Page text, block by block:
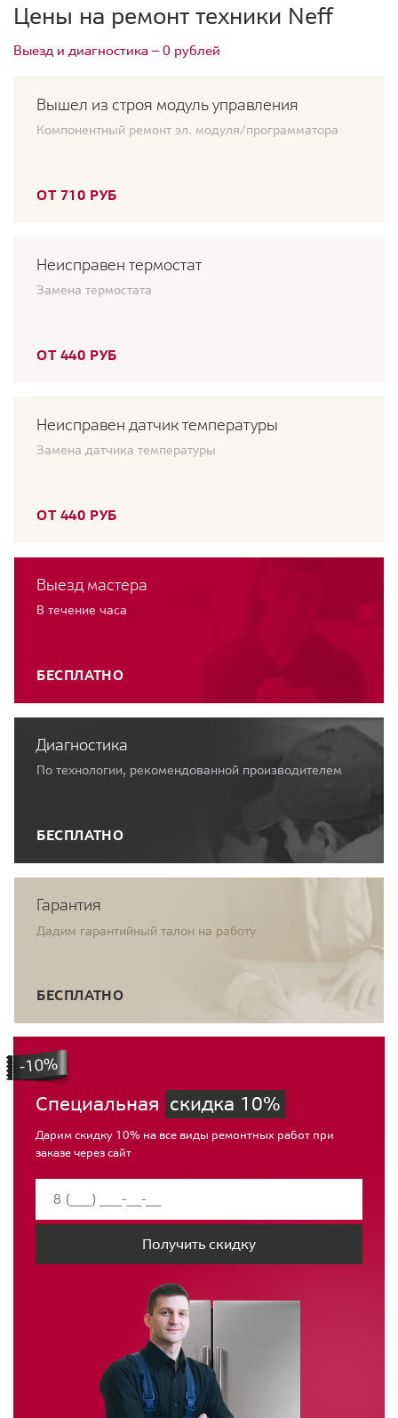
Цены на ремонт техники Neff
Выезд и диагностика — 0 рублей
Вышел из строя модуль управления
Компонентный ремонт эл. модуля/программатора
ОТ 710 РУБ
Неисправен термостат
Замена термостата
ОТ 440 РУБ
Неисправен датчик температуры
Замена датчика температуры
ОТ 440 РУБ
Выезд мастера
В течение часа
БЕСПЛАТНО
Диагностика
По технологии, рекомендованной производителем
БЕСПЛАТНО
Гарантия
Дадим гарантийный талон на работу
БЕСПЛАТНО
Специальная скидка 10%
Дарим скидку 10% на все виды ремонтных работ при
заказе через сайт
Получить скидку